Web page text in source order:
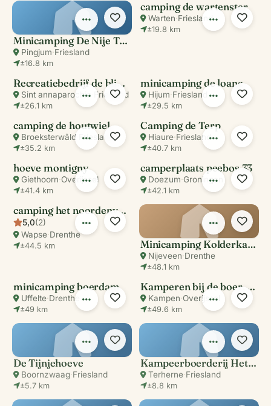
Minicamping De Nije Trije
Pingjum·Friesland
±16.8 km
camping de wartenster
Warten·Friesland
±19.8 km
Recreatiebedrijf de blikvaart
Sint annaparochie Friesland
±26.1 km
minicamping de loane
Hijum·Friesland
±29.5 km
camping de houtwiel
Broeksterwâld Friesland
±35.2 km
Camping de Terp
Hiaure·Friesland
±40.7 km
hoeve montigny
Giethoorn·Overijssel
±41.4 km
camperplaats peebos 33
Doezum·Groningen
±42.1 km
camping het noordenveld
5,0(2)
Wapse·Drenthe
±44.5 km Minicamping Kolderkamp
Nijeveen·Drenthe
±48.1 km
minicamping boerdam
Uffelte·Drenthe
±49 km
Kamperen bij de boer, Kampereiland (rustig en knus en eenvoudig)
Kampen·Overijssel
±49.6 km
De Tijnjehoeve
Boornzwaag·Friesland
±5.7 km
Kampeerboerderij Hettinga
Terherne·Friesland
±8.8 km